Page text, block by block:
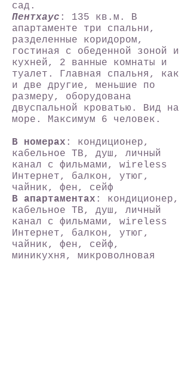
сад.
Пентхаус : 135 кв.м. В
апартаменте три спальни,
разделенные коридором,
гостиная с обеденной зоной и
кухней, 2 ванные комнаты и
туалет. Главная спальня, как
и две другие, меньшие по
размеру, оборудована
двуспальной кроватью. Вид на
море. Максимум 6 человек.
В номерах : кондиционер,
кабельное ТВ, душ, личный
канал с фильмами, wireless
Интернет, балкон, утюг,
чайник, фен, сейф
В апартаментах : кондиционер,
кабельное ТВ, душ, личный
канал с фильмами, wireless
Интернет, балкон, утюг,
чайник, фен, сейф,
миникухня, микроволновая